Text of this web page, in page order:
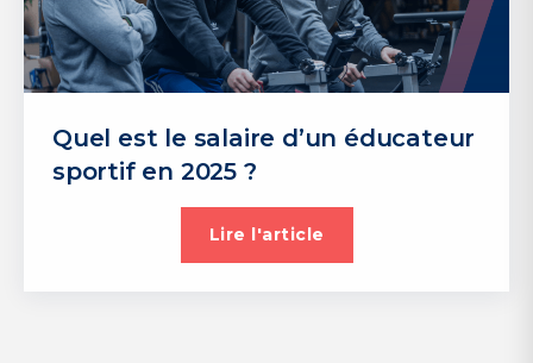
Quel est le salaire d’un éducateur
sportif en 2025 ?
Lire l'article